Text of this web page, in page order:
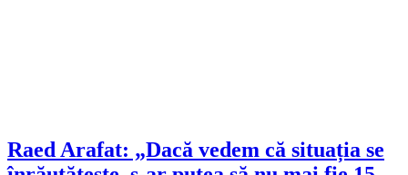
Raed Arafat: „Dacă vedem că situația se